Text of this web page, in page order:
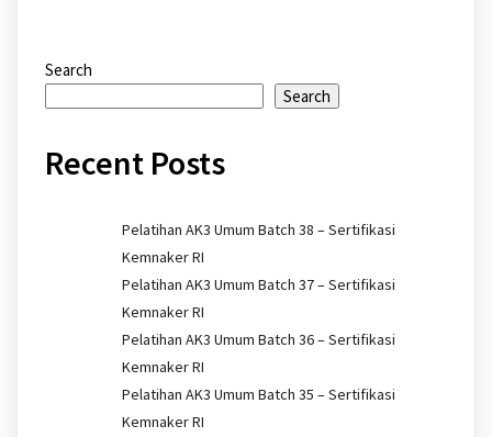
Search
Search
Recent Posts
Pelatihan AK3 Umum Batch 38 – Sertifikasi
Kemnaker RI
Pelatihan AK3 Umum Batch 37 – Sertifikasi
Kemnaker RI
Pelatihan AK3 Umum Batch 36 – Sertifikasi
Kemnaker RI
Pelatihan AK3 Umum Batch 35 – Sertifikasi
Kemnaker RI